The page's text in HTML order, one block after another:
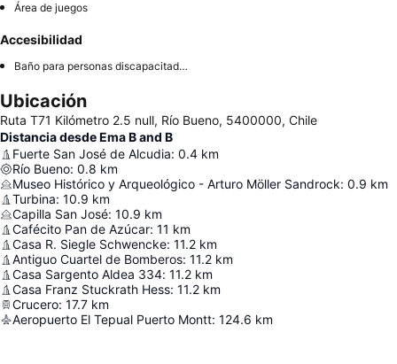
Área de juegos
Accesibilidad
Baño para personas discapacitadas
Ubicación
Ruta T71 Kilómetro 2.5 null, Río Bueno, 5400000, Chile
Distancia desde Ema B and B
Fuerte San José de Alcudia: 0.4 km
Río Bueno: 0.8 km
Museo Histórico y Arqueológico - Arturo Möller Sandrock: 0.9 km
Turbina: 10.9 km
Capilla San José: 10.9 km
Cafécito Pan de Azúcar: 11 km
Casa R. Siegle Schwencke: 11.2 km
Antiguo Cuartel de Bomberos: 11.2 km
Casa Sargento Aldea 334: 11.2 km
Casa Franz Stuckrath Hess: 11.2 km
Crucero: 17.7 km
Aeropuerto El Tepual Puerto Montt: 124.6 km